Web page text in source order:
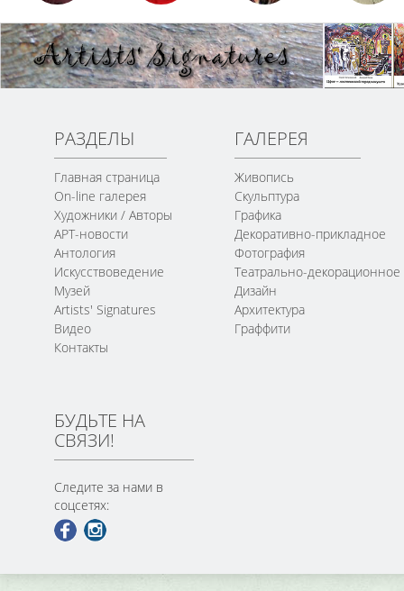
РАЗДЕЛЫ
Главная страница
On-line галерея
Художники / Авторы
АРТ-новости
Антология
Искусствоведение
Музей
Artists' Signatures
Видео
Контакты
ГАЛЕРЕЯ
Живопись
Скульптура
Графика
Декоративно-прикладное
Фотография
Театрально-декорационное
Дизайн
Архитектура
Граффити
БУДЬТЕ НА
СВЯЗИ!
Следите за нами в
соцсетях: